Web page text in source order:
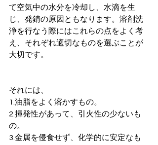
て空気中の水分を冷却し、水滴を生
じ、発錆の原因ともなります。溶剤洗
浄を行なう際にはこれらの点をよく考
え、それぞれ適切なものを選ぶことが
大切です。
それには、
1.油脂をよく溶かすもの。
2.揮発性があって、引火性の少ないも
の。
3.金属を侵食せず、化学的に安定なも